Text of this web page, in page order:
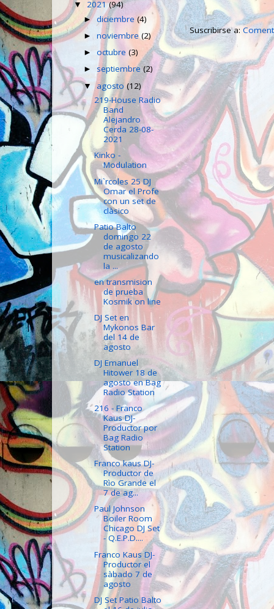
Suscribirse a:
▼ 2021(94)
►diciembre(4)
►noviembre(2)
►octubre(3)
►septiembre(2)
▼agosto(12)
219-House Radio
Band
Alejandro
Cerda 28-08-
2021
Kinko -
Modulation
Mi`rcoles 25 DJ
Omar el Profe
con un set de
clàsico
Patio Balto
domingo 22
de agosto
musicalizando
la ...
en transmision
de prueba
Kosmik on line
DJ Set en
Mykonos Bar
del 14 de
agosto
DJ Emanuel
Hitower 18 de
agosto en Bag
Radio Station
216 - Franco
Kaus DJ-
Productor por
Bag Radio
Station
Franco kaus DJ-
Productor de
Rìo Grande el
7 de ag...
Paul Johnson
Boiler Room
Chicago DJ Set
- Q.E.P.D....
Franco Kaus DJ-
Productor el
sàbado 7 de
agosto
DJ Set Patio Balto